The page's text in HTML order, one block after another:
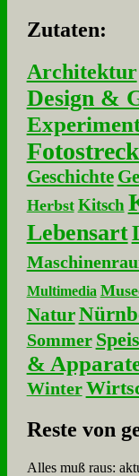
Zu­ta­ten:
Architektur
Design &
Geschichte
Herbst Kitsch
Lebensart
Multimedia
Natur
Sommer
&
Winter
Re­ste von
Alles muß raus: